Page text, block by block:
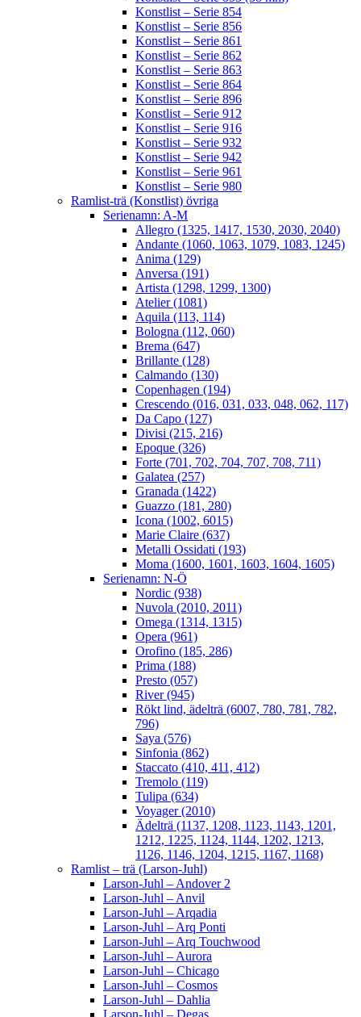
Konstlist – Serie 854
Konstlist – Serie 856
Konstlist – Serie 861
Konstlist – Serie 862
Konstlist – Serie 863
Konstlist – Serie 864
Konstlist – Serie 896
Konstlist – Serie 912
Konstlist – Serie 916
Konstlist – Serie 932
Konstlist – Serie 942
Konstlist – Serie 961
Konstlist – Serie 980
Ramlist-trä (Konstlist) övriga
Serienamn: A-M
Allegro (1325, 1417, 1530, 2030, 2040)
Andante (1060, 1063, 1079, 1083, 1245)
Anima (129)
Anversa (191)
Artista (1298, 1299, 1300)
Atelier (1081)
Aquila (113, 114)
Bologna (112, 060)
Brema (647)
Brillante (128)
Calmando (130)
Copenhagen (194)
Crescendo (016, 031, 033, 048, 062, 117)
Da Capo (127)
Divisi (215, 216)
Epoque (326)
Forte (701, 702, 704, 707, 708, 711)
Galatea (257)
Granada (1422)
Guazzo (181, 280)
Icona (1002, 6015)
Marie Claire (637)
Metalli Ossidati (193)
Moma (1600, 1601, 1603, 1604, 1605)
Serienamn: N-Ö
Nordic (938)
Nuvola (2010, 2011)
Omega (1314, 1315)
Opera (961)
Orofino (185, 286)
Prima (188)
Presto (057)
River (945)
Rökt lind, ädelträ (6007, 780, 781, 782,
796)
Saya (576)
Sinfonia (862)
Staccato (410, 411, 412)
Tremolo (119)
Tulipa (634)
Voyager (2010)
Ädelträ (1137, 1208, 1123, 1143, 1201,
1212, 1225, 1124, 1144, 1202, 1213,
1126, 1146, 1204, 1215, 1167, 1168)
Ramlist – trä (Larson-Juhl)
Larson-Juhl – Andover 2
Larson-Juhl – Anvil
Larson-Juhl – Arqadia
Larson-Juhl – Arq Ponti
Larson-Juhl – Arq Touchwood
Larson-Juhl – Aurora
Larson-Juhl – Chicago
Larson-Juhl – Cosmos
Larson-Juhl – Dahlia
Larson-Juhl – Degas